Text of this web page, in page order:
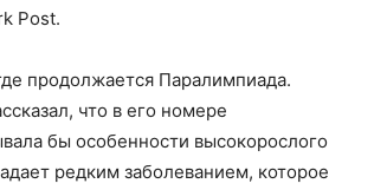
Post.
продолжается Паралимпиада.
что в его номере
бы особенности высокорослого
редким заболеванием, которое